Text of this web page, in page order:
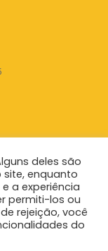
Agenda do Reitor
deles são
enquanto
a experiência
permiti-los ou
rejeição, você
do